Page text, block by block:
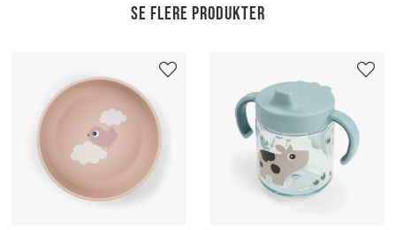
Se flere produkter